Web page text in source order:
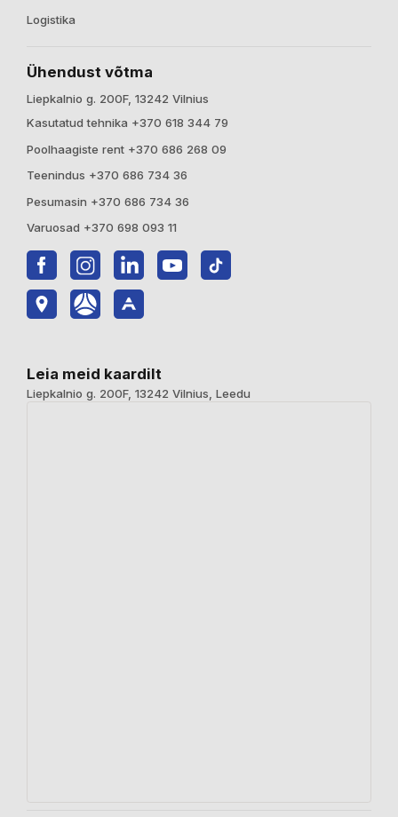
Logistika
Ühendust võtma
Liepkalnio g. 200F, 13242 Vilnius
Kasutatud tehnika +370 618 344 79
Poolhaagiste rent +370 686 268 09
Teenindus +370 686 734 36
Pesumasin +370 686 734 36
Varuosad +370 698 093 11
Leia meid kaardilt
Liepkalnio g. 200F, 13242 Vilnius, Leedu